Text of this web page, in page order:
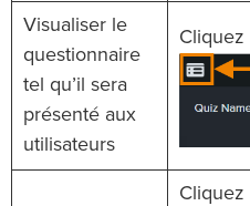
Visualiser le
questionnaire
tel qu’il sera
présenté aux
utilisateurs
Cliquez
Cliquez